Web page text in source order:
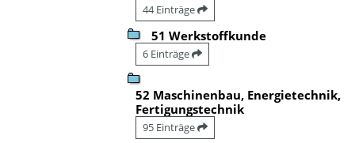
44 Einträge
51 Werkstoffkunde
6 Einträge
52 Maschinenbau, Energietechnik,
Fertigungstechnik
95 Einträge